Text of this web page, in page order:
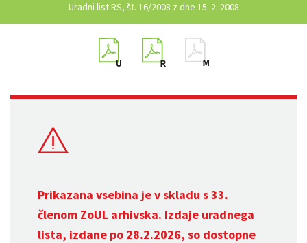
Uradni list RS, št. 16/2008 z dne 15. 2. 2008
Prikazana vsebina je v skladu s 33.
členom ZoUL arhivska. Izdaje uradnega
lista, izdane po 28.2.2026, so dostopne